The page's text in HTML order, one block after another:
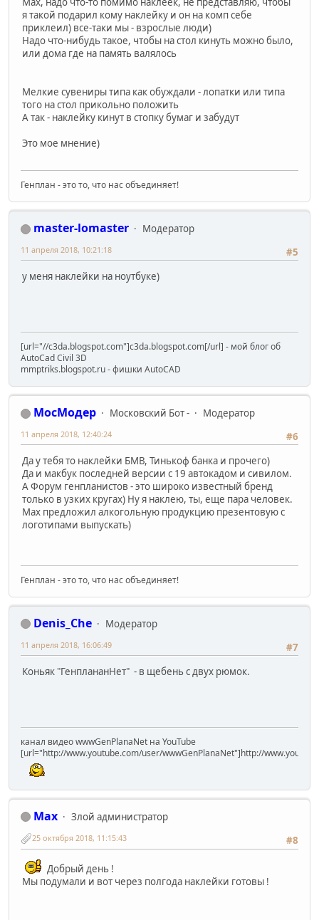
я такой подарил кому наклейку и он на комп себе
приклеил) все-таки мы - взрослые люди)
Надо что-нибудь такое, чтобы на стол кинуть можно было,
или дома где на память валялось
Мелкие сувениры типа как обуждали - лопатки или типа
того на стол прикольно положить
А так - наклейку кинут в стопку бумаг и забудут
Это мое мнение)
Генплан - это то, что нас объединяет!
master-lomaster
Модератор
#5
11 апреля 2018, 10:21:18
у меня наклейки на ноутбуке)
[url="//c3da.blogspot.com"]c3da.blogspot.com[/url] - мой блог об
AutoCad Civil 3D
mmptriks.blogspot.ru - фишки AutoCAD
МосМодер Московский Бот -
Модератор
#6
11 апреля 2018, 12:40:24
Да у тебя то наклейки БМВ, Тинькоф банка и прочего)
Да и макбук последней версии с 19 автокадом и сивилом.
А Форум генпланистов - это широко известный бренд
только в узких кругах) Ну я наклею, ты, еще пара человек.
Мах предложил алкогольную продукцию презентовую с
логотипами выпускать)
Генплан - это то, что нас объединяет!
Denis_Che
Модератор
#7
11 апреля 2018, 16:06:49
Коньяк "ГенплананНет" - в щебень с двух рюмок.
канал видео wwwGenPlanaNet на YouTube
[url="http://www.youtube.com/user/wwwGenPlanaNet"]http://
Max
Злой администратор
#8
25 октября 2018, 11:15:43
Добрый день !
Мы подумали и вот через полгода наклейки готовы !